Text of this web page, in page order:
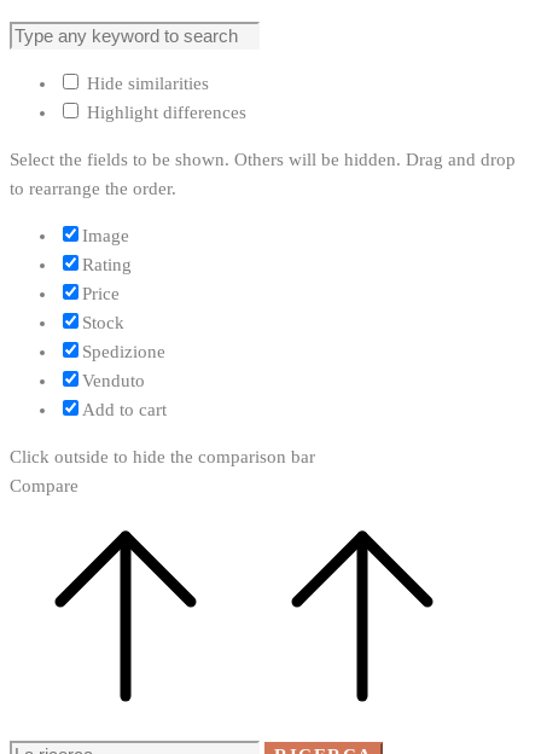
Hide similarities
Highlight differences
Select the fields to be shown. Others will be hidden. Drag and drop
to rearrange the order.
Image
Rating
Price
Stock
Spedizione
Venduto
Add to cart
Click outside to hide the comparison bar
Compare